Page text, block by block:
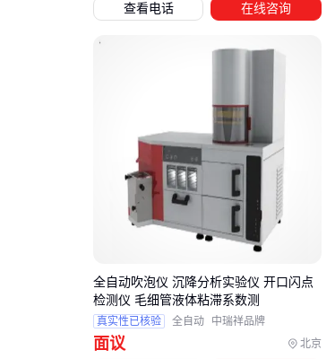
查看电话 在线咨询
面议 北京
全自动吹泡仪 沉降分析实验仪 开口闪点
检测仪 毛细管液体粘滞系数测
真实性已核验 全自动 中瑞祥品牌